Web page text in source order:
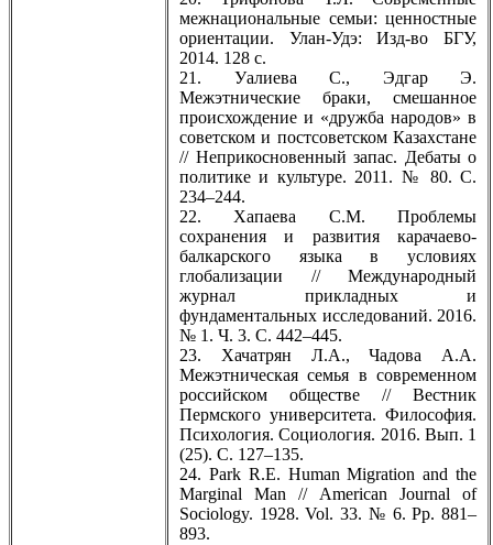
межнациональные семьи: ценностные
ориентации. Улан-Удэ: Изд-во БГУ,
2014. 128 с.
21. Уалиева С., Эдгар Э.
Межэтнические браки, смешанное
происхождение и «дружба народов» в
советском и постсоветском Казахстане
// Неприкосновенный запас. Дебаты о
политике и культуре. 2011. № 80. С.
234–244.
22. Хапаева С.М. Проблемы
сохранения и развития карачаево-
балкарского языка в условиях
глобализации // Международный
журнал прикладных и
фундаментальных исследований. 2016.
№ 1. Ч. 3. С. 442–445.
23. Хачатрян Л.А., Чадова А.А.
Межэтническая семья в современном
российском обществе // Вестник
Пермского университета. Философия.
Психология. Социология. 2016. Вып. 1
(25). С. 127–135.
24. Park R.E. Human Migration and the
Marginal Man // American Journal of
Sociology. 1928. Vol. 33. № 6. Pp. 881–
893.